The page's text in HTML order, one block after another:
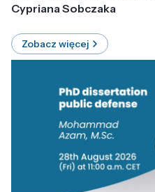
Cypriana Sobczaka
Zobacz więcej